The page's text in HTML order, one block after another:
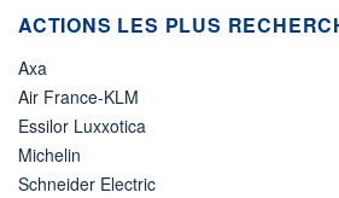
ACTIONS LES PLUS
Axa
Air France-KLM
Essilor Luxxotica
Michelin
Schneider Electric